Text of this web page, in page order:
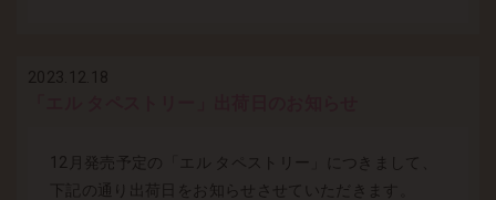
2023.12.18
12月発売予定の「エル タペストリー」につきまして、
下記の通り出荷日をお知らせさせていただきます。